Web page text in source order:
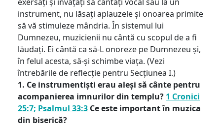
instrument, nu lăsați aplauzele și onoarea primite
să vă stimuleze mândria. În sistemul lui
Dumnezeu, muzicienii nu cântă cu scopul de a fi
lăudați. Ei cântă ca să-L onoreze pe Dumnezeu și,
în felul acesta, să-și schimbe viața. (Vezi
întrebările de reflecție pentru Secțiunea I.)
1. Ce instrumentiști erau aleși să cânte pentru
acompanierea imnurilor din templu? 1 Cronici
25:7; Psalmul 33:3 Ce este important în muzica
din biserică?